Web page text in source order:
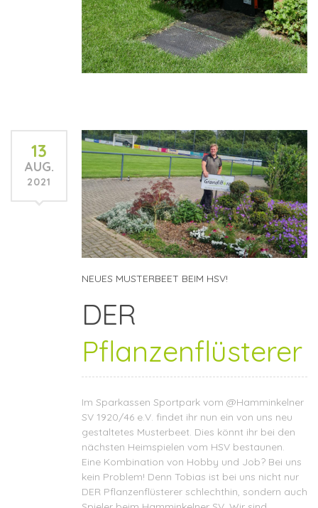
13
AUG.
2021
NEUES MUSTERBEET BEIM HSV!
DER
Pflanzenflüsterer
Im Sparkassen Sportpark vom @Hamminkelner
SV 1920/46 e.V. findet ihr nun ein von uns neu
gestaltetes Musterbeet. Dies könnt ihr bei den
nächsten Heimspielen vom HSV bestaunen.
Eine Kombination von Hobby und Job? Bei uns
kein Problem! Denn Tobias ist bei uns nicht nur
DER Pflanzenflüsterer schlechthin, sondern auch